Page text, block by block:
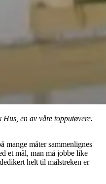
en av våre topputøvere.
mange måter sammenlignes
et mål, man må jobbe like
helt til målstreken er